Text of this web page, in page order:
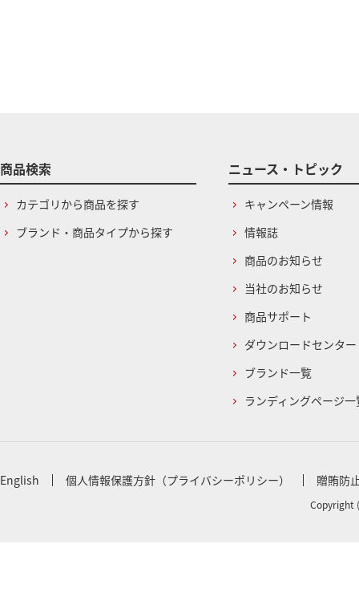
商品検索
カテゴリから商品を探す
ブランド・商品タイプから探す
ニュース・トピック
キャンペーン情報
情報誌
商品のお知らせ
当社のお知らせ
商品サポート
ダウンロードセンター
ブランド一覧
ランディングページ一
English 個人情報保護方針（プライバシーポリシー） 贈賄防
Copyright